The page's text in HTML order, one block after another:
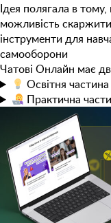
Ідея полягала в
можливість
інструменти для
самооборони
Чатові Онлайн має
Освітня частина
Практична